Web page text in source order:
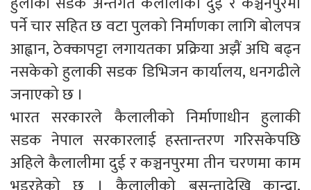
पर्ने चार सहित छ वटा पुलको निर्माणका लागि बोलपत्र
आह्वान, ठेक्कापट्टा लगायतका प्रक्रिया अझैं अघि बढ्न
नसकेको हुलाकी सडक डिभिजन कार्यालय, धनगढीले
जनाएको छ ।
भारत सरकारले कैलालीको निर्माणाधीन हुलाकी
सडक नेपाल सरकारलाई हस्तान्तरण गरिसकेपछि
अहिले कैलालीमा दुई र कञ्चनपुरमा तीन चरणमा काम